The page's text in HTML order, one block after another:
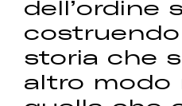
dell’ordine
storia che
altro modo